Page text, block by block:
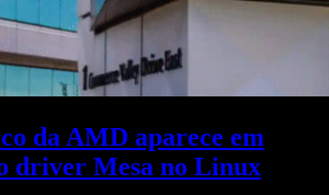
da AMD aparece em
driver Mesa no Linux